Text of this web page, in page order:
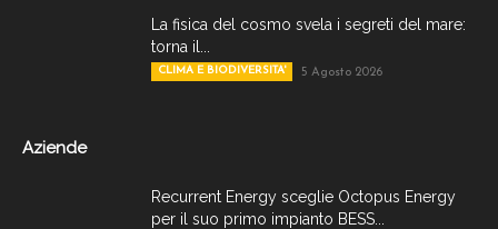
La fisica del cosmo svela i segreti del mare:
torna il...
CLIMA E BIODIVERSITA' 5 Agosto 2026
Aziende
Recurrent Energy sceglie Octopus Energy
per il suo primo impianto BESS...